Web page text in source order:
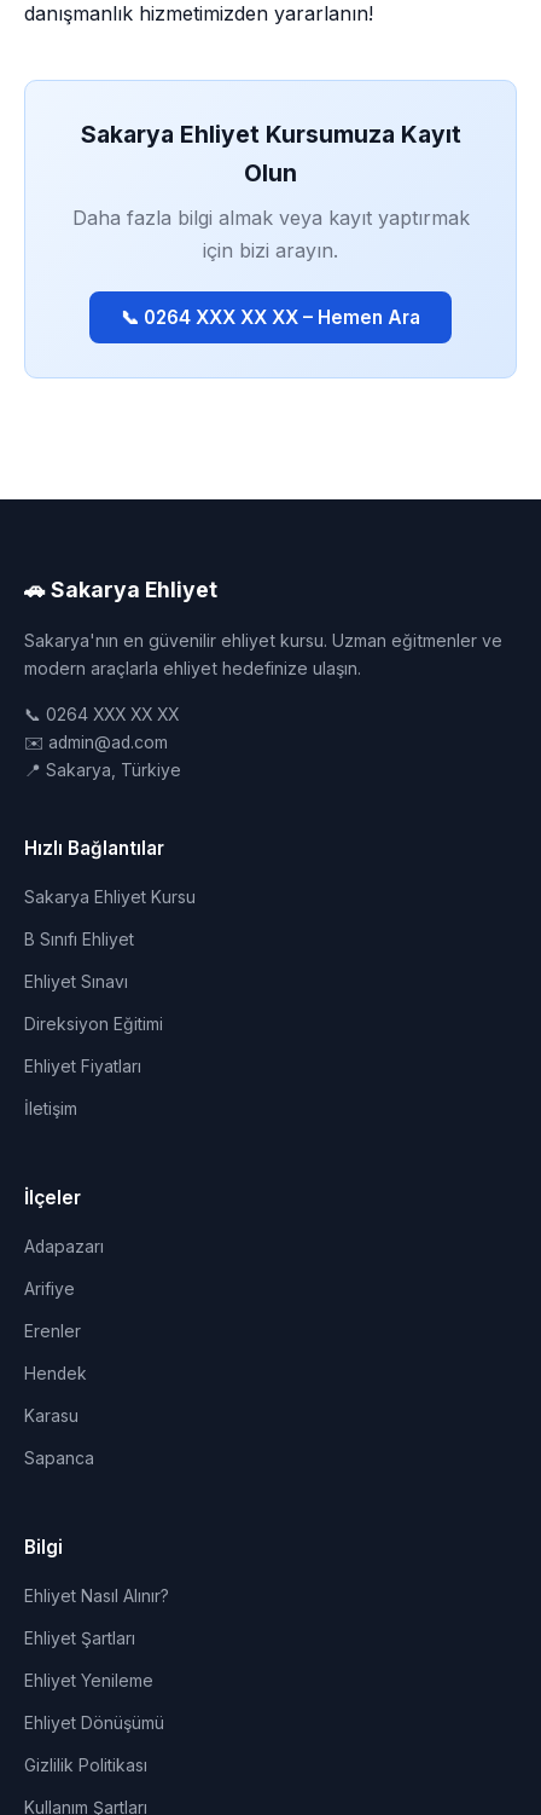
danışmanlık hizmetimizden yararlanın!
Sakarya Ehliyet Kursumuza Kayıt
Olun
Daha fazla bilgi almak veya kayıt yaptırmak
için bizi arayın.
📞 0264 XXX XX XX – Hemen Ara
🚗 Sakarya Ehliyet
Sakarya'nın en güvenilir ehliyet kursu. Uzman eğitmenler ve
modern araçlarla ehliyet hedefinize ulaşın.
📞 0264 XXX XX XX
✉️ admin@ad.com
📍 Sakarya, Türkiye
Hızlı Bağlantılar
Sakarya Ehliyet Kursu
B Sınıfı Ehliyet
Ehliyet Sınavı
Direksiyon Eğitimi
Ehliyet Fiyatları
İletişim
İlçeler
Adapazarı
Arifiye
Erenler
Hendek
Karasu
Sapanca
Bilgi
Ehliyet Nasıl Alınır?
Ehliyet Şartları
Ehliyet Yenileme
Ehliyet Dönüşümü
Gizlilik Politikası
Kullanım Şartları